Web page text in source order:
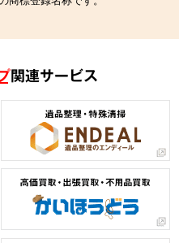
関連サービス